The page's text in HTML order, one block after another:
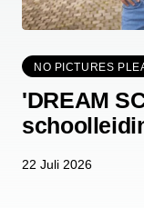
NO PICTURES
'DREAM
22 Juli 2026